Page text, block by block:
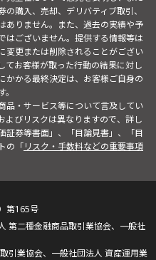
購入、売却、デリバティブ取引、
ありません。また、過去の実績や予
はございません。提供する情報等は
変更または削除されることがござい
てお客様が取った行動の結果に対し
かかる最終決定は、お客様ご自身の
品・サービス等について言及してい
よびリスクは異なりますので、詳し
証券等書面」、「目論見書」、「目
の「リスク・手数料などの重要事項
第165号
第二種金融商品取引業協会、一般社
引業協会、一般社団法人 資産運用業